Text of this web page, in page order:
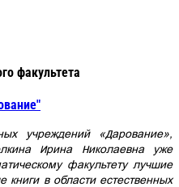
факультета
учреждений «Дарование»,
Ирина Николаевна уже
факультету лучшие
в области естественных